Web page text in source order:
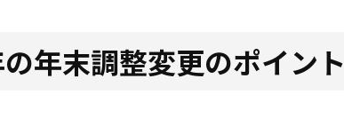
年末調整変更のポイント